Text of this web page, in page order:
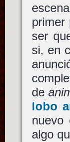
primer
ser
si, en
de
lobo
nuevo
algo